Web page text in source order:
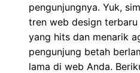
pengunjungnya. Yuk,
tren web design terbaru
yang hits dan menarik
pengunjung betah
lama di web Anda.